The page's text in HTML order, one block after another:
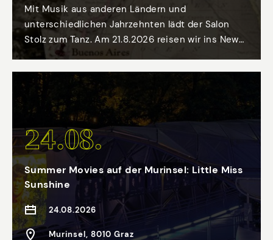
Mit Musik aus anderen Ländern und
unterschiedlichen Jahrzehnten lädt der Salon
Stolz zum Tanz. Am 21.8.2026 reisen wir ins New
York der 1960er mit Salsa und Live-Musik
24.08.
Summer Movies auf der Murinsel: Little Miss
Sunshine
24.08.2026
Murinsel, 8010 Graz